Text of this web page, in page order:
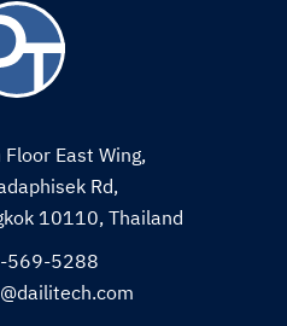
East Wing,
Rd,
10110, Thailand
569-5288